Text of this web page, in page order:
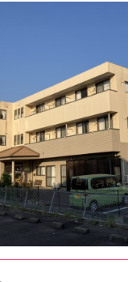
護・看護のお仕事
利用者の声
WEB勤怠
支店連絡先一覧